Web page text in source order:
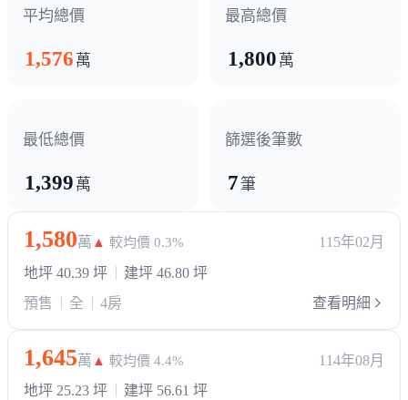
平均總價
1,576 萬
最高總價
1,800 萬
最低總價
1,399 萬
篩選後筆數
7筆
1,580萬 ▲ 較均價 0.3%
115年02月
地坪 40.39 坪
建坪 46.80 坪
預售
全 4房 查看明細
1,645萬 ▲ 較均價 4.4%
114年08月
地坪 25.23 坪
建坪 56.61 坪